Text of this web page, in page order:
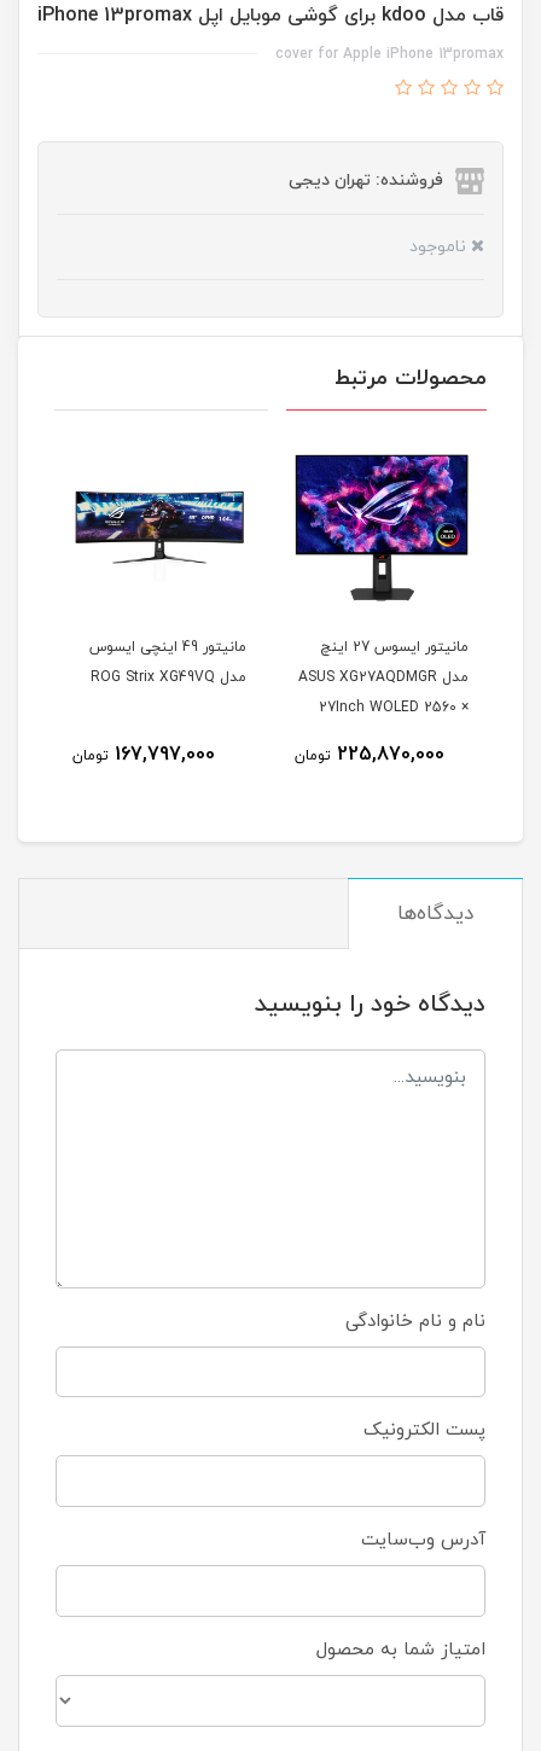
قاب مدل kdoo برای گوشی موبایل اپل iPhone 13promax
cover for Apple iPhone 13promax
فروشنده: تهران دیجی
ناموجود
محصولات مرتبط
مانیتور ایسوس 27 اینچ
مدل ASUS XG27AQDMGR
27Inch WOLED 2560 ×
250Nits Matte ROG OLED
225,870,000 تومان
مانیتور 49 اینچی ایسوس
مدل ROG Strix XG49VQ
167,797,000 تومان
دیدگاه‌ها
دیدگاه خود را بنویسید
نام و نام خانوادگی
پست الکترونیک
آدرس وب‌سایت
امتیاز شما به محصول